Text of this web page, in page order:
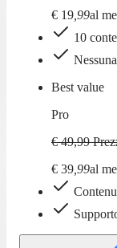
€ 19 99al
10
Best value
Pro
€ 49,99
€ 39 99al